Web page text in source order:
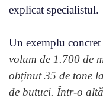
explicat specialistul.
Un exemplu
volum de 1.700 de
obținut 35 de tone
de butuci. Într-o